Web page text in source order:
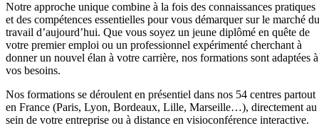
Notre approche unique combine à la fois des connaissances pratiques
et des compétences essentielles pour vous démarquer sur le marché du
travail d’aujourd’hui. Que vous soyez un jeune diplômé en quête de
votre premier emploi ou un professionnel expérimenté cherchant à
donner un nouvel élan à votre carrière, nos formations sont adaptées à
vos besoins.
Nos formations se déroulent en présentiel dans nos 54 centres partout
en France (Paris, Lyon, Bordeaux, Lille, Marseille…), directement au
sein de votre entreprise ou à distance en visioconférence interactive.